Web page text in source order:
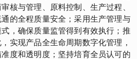
核与管理、原料控制、生产过程、
的全程质量安全；采用生产管理与
，确保质量监管得到有效执行；推
实现产品全生命周期数字化管理，
度和透明度；坚持培育全员认可的